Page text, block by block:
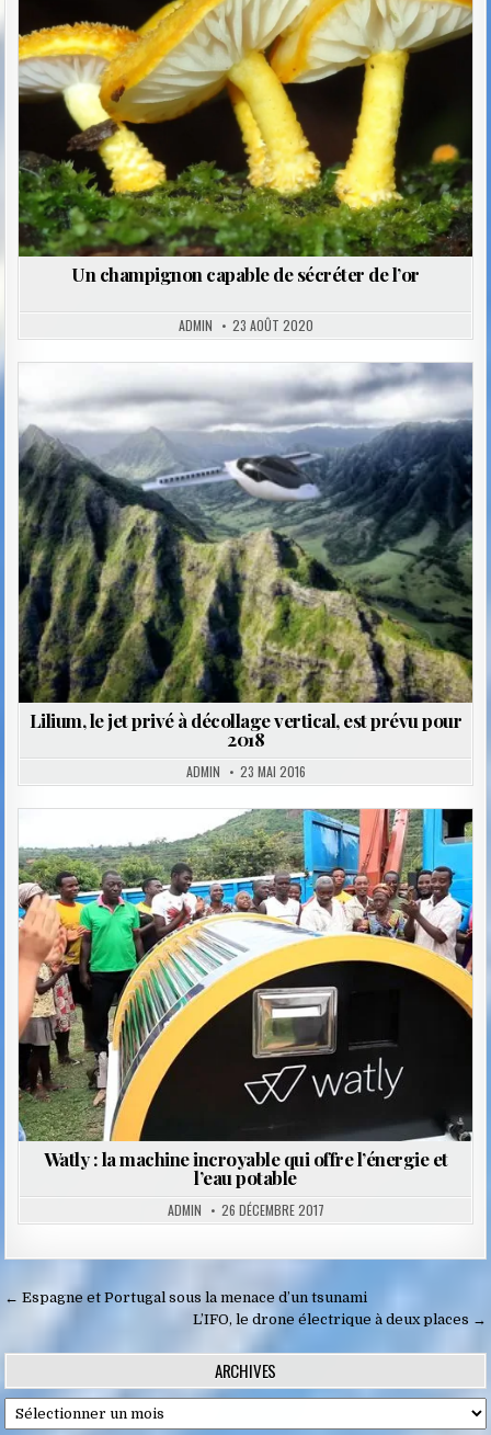
Un champignon capable de sécréter de l’or
ADMIN 23 AOÛT 2020
Posted
in
Lilium, le jet privé à décollage vertical, est prévu pour
2018
ADMIN 23 MAI 2016
Posted
in
Watly : la machine incroyable qui offre l’énergie et
l’eau potable
ADMIN 26 DÉCEMBRE 2017
Navigation
de
l’article
← Espagne et Portugal sous la menace d’un tsunami
L’IFO, le drone électrique à deux places →
ARCHIVES
Archives